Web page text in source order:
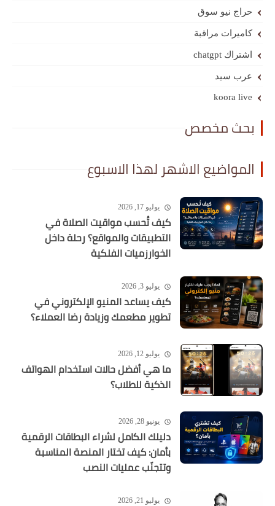
حراج نيو سوق
كاميرات مراقبة
اشتراك chatgpt
عرب سيد
koora live
بحث مخصص
المواضيع الاشهر لهذا الاسبوع
يوليو 17, 2026
كيف تُحسب مواقيت الصلاة في
التطبيقات والمواقع؟ رحلة داخل
الخوارزميات الفلكية
يوليو 3, 2026
كيف يساعد المنيو الإلكتروني في
تطوير مطعمك وزيادة رضا العملاء؟
يوليو 12, 2026
ما هي أفضل حالات استخدام الهواتف
الذكية للطلاب؟
يونيو 28, 2026
دليلك الكامل لشراء البطاقات الرقمية
بأمان: كيف تختار المنصة المناسبة
وتتجنّب عمليات النصب
يوليو 21, 2026